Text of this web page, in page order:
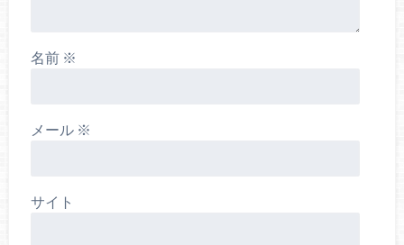
名前 ※
メール ※
サイト